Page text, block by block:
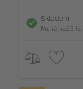
Skladem
Méně než 3 ks